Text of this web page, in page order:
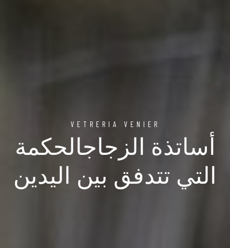
VETRERIA VENIER
أساتذة الزجاجالحكمة
التي تتدفق بين اليدين